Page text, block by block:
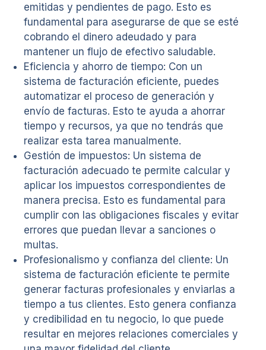
emitidas y pendientes de pago. Esto es
fundamental para asegurarse de que se esté
cobrando el dinero adeudado y para
mantener un flujo de efectivo saludable.
Eficiencia y ahorro de tiempo: Con un
sistema de facturación eficiente, puedes
automatizar el proceso de generación y
envío de facturas. Esto te ayuda a ahorrar
tiempo y recursos, ya que no tendrás que
realizar esta tarea manualmente.
Gestión de impuestos: Un sistema de
facturación adecuado te permite calcular y
aplicar los impuestos correspondientes de
manera precisa. Esto es fundamental para
cumplir con las obligaciones fiscales y evitar
errores que puedan llevar a sanciones o
multas.
Profesionalismo y confianza del cliente: Un
sistema de facturación eficiente te permite
generar facturas profesionales y enviarlas a
tiempo a tus clientes. Esto genera confianza
y credibilidad en tu negocio, lo que puede
resultar en mejores relaciones comerciales y